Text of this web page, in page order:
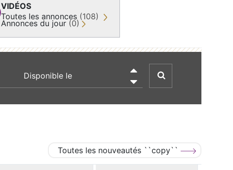
VIDÉOS
Toutes les annonces (108)
Annonces du jour (0)

Toutes les nouveautés ``copy``